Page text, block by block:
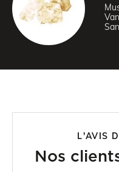
L'AVIS
Nos